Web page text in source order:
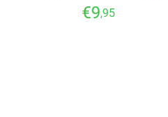
€9,95